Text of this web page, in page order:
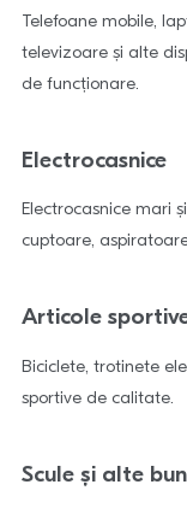
Telefoane mobile,
televizoare și alte
de funcționare.
Electrocasnice
Electrocasnice mari
cuptoare,
Articole
Biciclete, trotinete
sportive de calitate.
Scule și alte